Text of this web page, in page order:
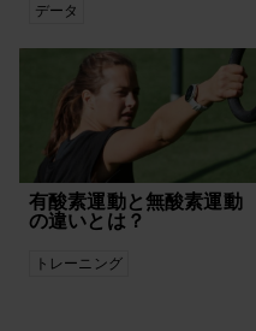
Polar Pacer
Polar Pacer Pro
Polar Unite
Polar Vantage
Polar Vantage V2
Polar Vantage V3
Trail Running
Training
Vantage
アウトドア
ヴィーガン
データ
有酸素運動と無酸素運動
の違いとは？
トレーニング